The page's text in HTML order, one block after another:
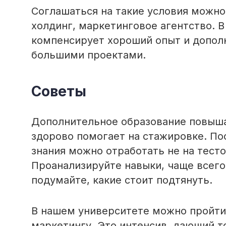
Соглашаться на такие условия
холдинг, маркетинговое агентство.
компенсирует хороший опыт и
большими проектами.
Советы
Дополнительное образование
здорово помогает на стажировке.
знания можно отработать не на
Проанализируйте навыки, чаще
подумайте, какие стоит подтянуть.
В нашем университете можно